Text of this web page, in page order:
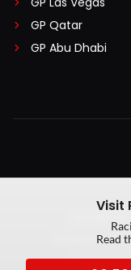
GP Qatar
GP Abu Dhabi
Privacy Policy
Privacy
Visit
Read